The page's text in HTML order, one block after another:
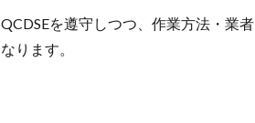
を遵守しつつ、作業方法・業者
ります。